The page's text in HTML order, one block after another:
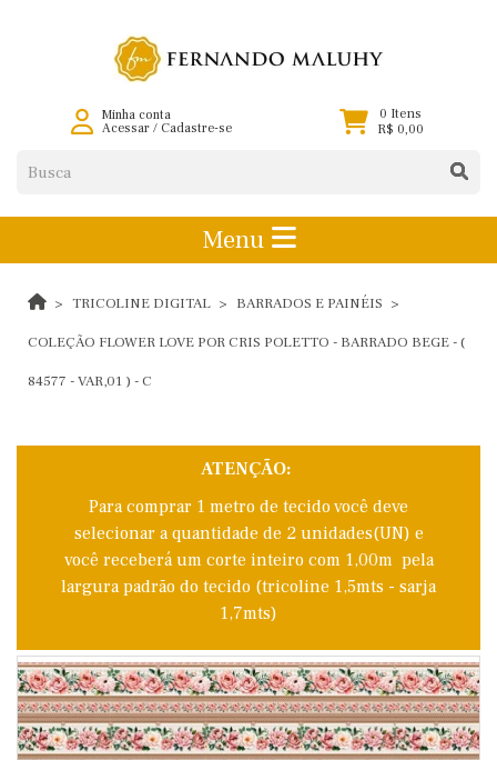
Minha conta
Acessar/ Cadastre-se
0 Itens
R$ 0,00
Menu
TRICOLINE DIGITAL BARRADOS E PAINÉIS
COLEÇÃO FLOWER LOVE POR CRIS POLETTO - BARRADO BEGE - (
84577 - VAR,01 ) - C
ATENÇÃO:
Para comprar 1 metro de tecido você deve
selecionar a quantidade de 2 unidades(UN) e
você receberá um corte inteiro com 1,00m pela
largura padrão do tecido (tricoline 1,5mts - sarja
1,7mts)